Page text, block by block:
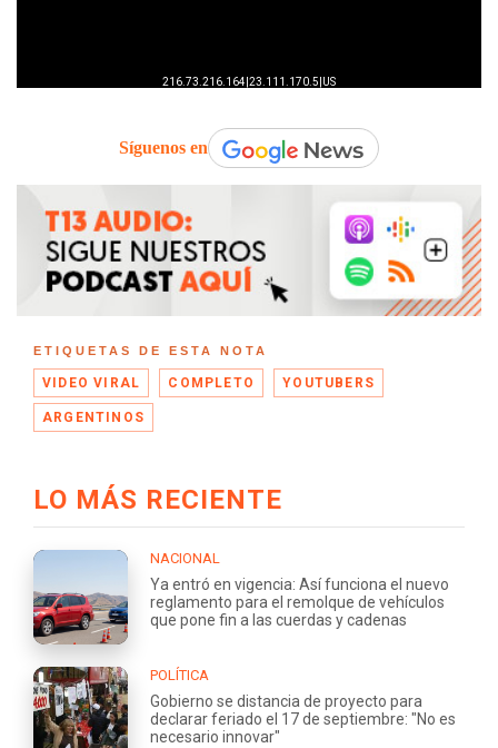
Síguenos en
ETIQUETAS DE ESTA NOTA
VIDEO VIRAL COMPLETO YOUTUBERS
ARGENTINOS
LO MÁS RECIENTE
NACIONAL
Ya entró en vigencia: Así funciona el nuevo
reglamento para el remolque de vehículos
que pone fin a las cuerdas y cadenas
POLÍTICA
Gobierno se distancia de proyecto para
declarar feriado el 17 de septiembre: "No es
necesario innovar"